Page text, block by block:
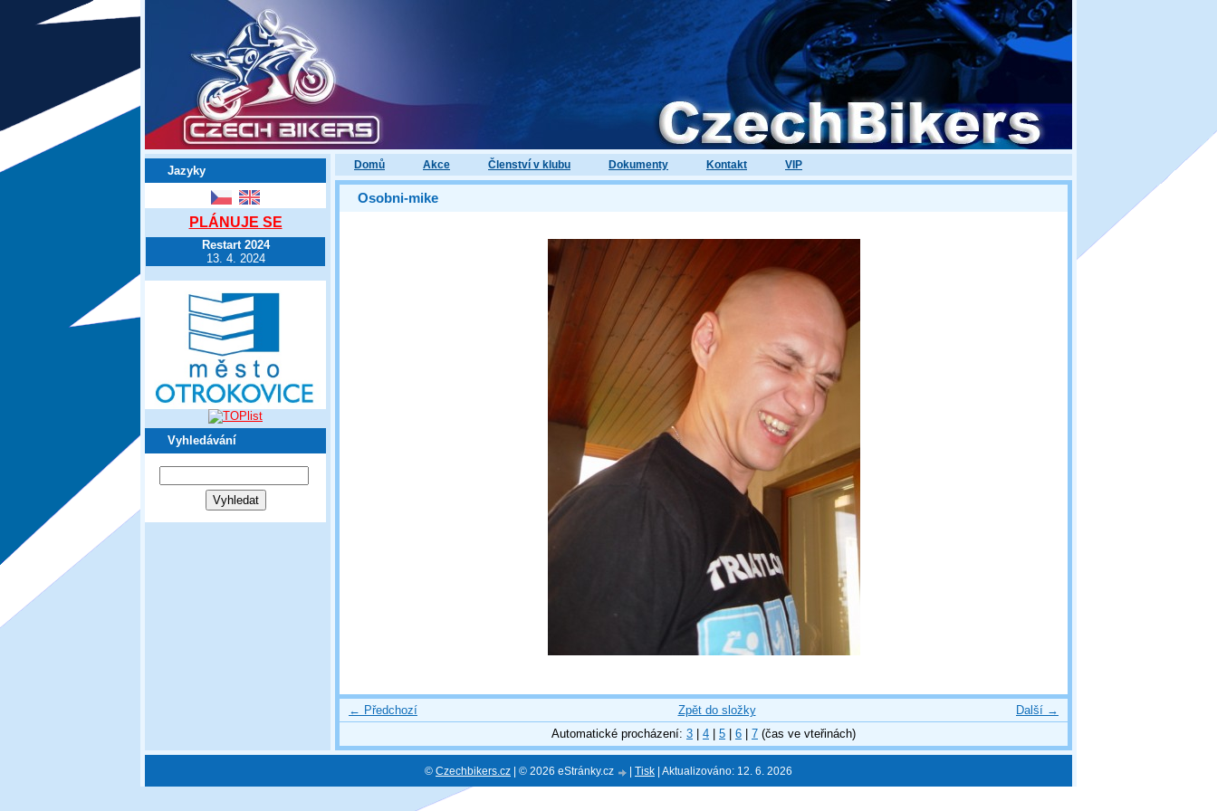
Domů Akce Členství v klubu Dokumenty Kontakt VIP
Jazyky
PLÁNUJE SE
Restart 2024
13. 4. 2024
Vyhledávání
Osobni-mike
← Předchozí Další →
Zpět do složky
Automatické procházení: 3 4 5 6 7 (čas ve vteřinách)
© Czechbikers.cz | © 2026 eStránky.cz Tisk Aktualizováno: 12. 6. 2026